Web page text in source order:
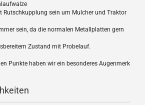
Rutschkupplung sein um Mulcher und Traktor
sein, da die normalen Metallplatten gern
Zustand mit Probelauf.
Punkte haben wir ein besonderes Augenmerk